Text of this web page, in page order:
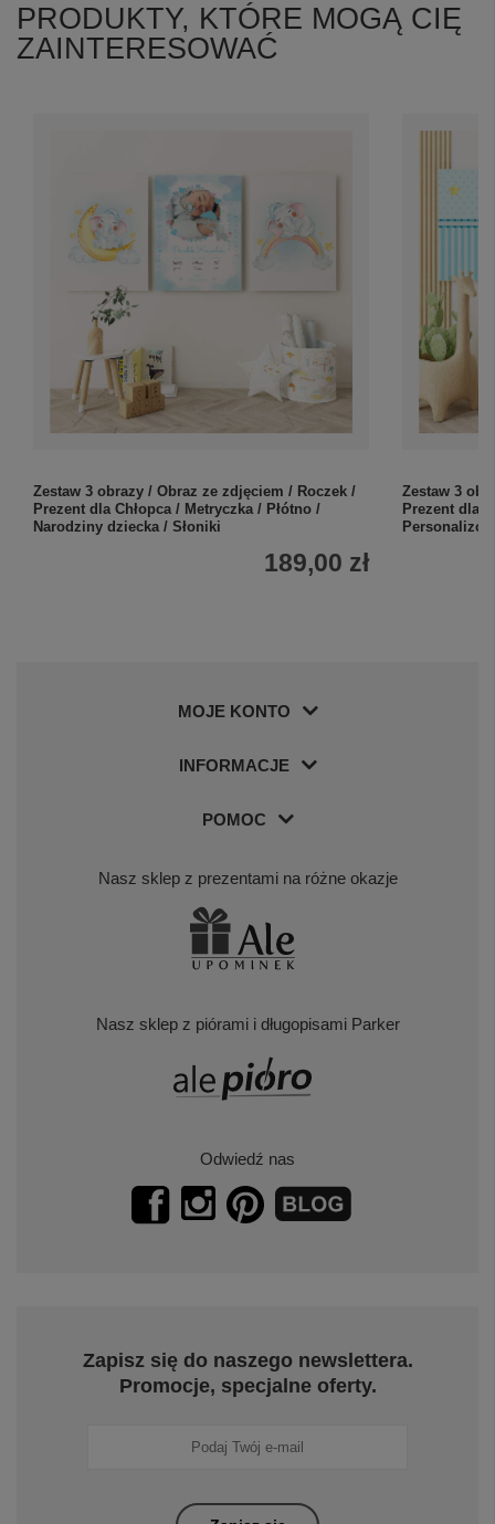
PRODUKTY, KTÓRE MOGĄ CIĘ
ZAINTERESOWAĆ
Zestaw 3 obrazy / Obraz ze zdjęciem / Roczek /
Prezent dla Chłopca / Metryczka / Płótno /
Narodziny dziecka / Słoniki
189,00 zł
Zestaw 3
Prezent dla
MOJE KONTO
INFORMACJE
POMOC
Nasz sklep z prezentami na różne okazje
Nasz sklep z piórami i długopisami Parker
Odwiedź nas
Zapisz się do naszego newslettera.
Promocje, specjalne oferty.